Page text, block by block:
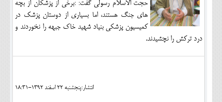
حجت الاسلام رسولی گفت: :برخی از پزشکان از بچه
های جنگ هستند، اما بسیاری از دوستان پزشک در
کمیسیون پزشکی بنیاد شهید خاک جبهه را نخوردند و
درد ترکش را نچشیدند.
انتشار:پنجشنبه 22 اسفند 1392-18:31